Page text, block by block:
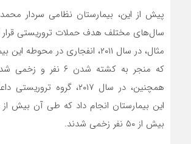
پیش از این، بیمارستان نظامی سردار
سال‌های مختلف هدف حملات تروریستی قرار
مثال، در سال ۲۰۱۱، انفجاری در
همچنین، در سال ۲۰۱۷، گروه
بیش از ۵۰ نفر زخمی شدند.